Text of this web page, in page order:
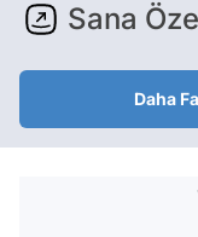
Sana
Daha